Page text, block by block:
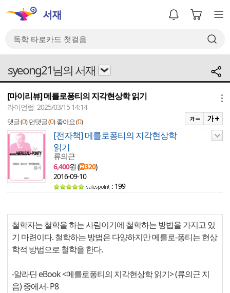
syeong21님의 서재
[마이리뷰] 메를로퐁티의 지각현상학 읽기
라이언럽 2025/03/15 14:14
댓글 (0) 먼댓글 (0) 좋아요 (0)
[전자책] 메를로퐁티의 지각현상학
읽기
류의근
6,400원 ( 320)
2016-09-10
: 199
철학자는 철학을 하는 사람이기에 철학하는 방법을 가지고 있
기 마련이다. 철학하는 방법은 다양하지만 메를로-퐁티는 현상
학적 방법으로 철학을 한다.
-알라딘 eBook <메를로퐁티의 지각현상학 읽기> (류의근 지
음) 중에서- P8